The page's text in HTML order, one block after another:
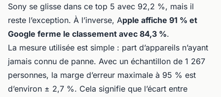
Sony se glisse dans ce top 5 avec 92,2 %, mais il
reste l’exception. À l’inverse, Apple affiche 91 % et
Google ferme le classement avec 84,3 %.
La mesure utilisée est simple : part d’appareils n’ayant
jamais connu de panne. Avec un échantillon de 1 267
personnes, la marge d’erreur maximale à 95 % est
d’environ ± 2,7 %. Cela signifie que l’écart entre